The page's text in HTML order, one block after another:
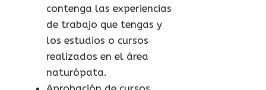
contenga las experiencias
de trabajo que tengas y
los estudios o cursos
realizados en el área
naturópata.